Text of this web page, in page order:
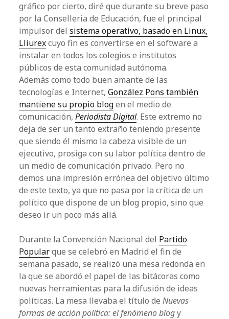
gráfico por cierto, diré que durante su breve paso
por la Conselleria de Educación, fue el principal
impulsor delsistema operativo, basado en Linux,
Lliurexcuyo fin es convertirse en el software a
instalar en todos los colegios e institutos
públicos de esta comunidad autónoma.
Además como todo buen amante de las
tecnologías e Internet,González Pons también
mantiene su propio blogen el medio de
comunicación,Periodista Digital. Este extremo no
deja de ser un tanto extraño teniendo presente
que siendo él mismo la cabeza visible de un
ejecutivo, prosiga con su labor política dentro de
un medio de comunicación privado. Pero no
demos una impresión errónea del objetivo último
de este texto, ya que no pasa por la crítica de un
político que dispone de un blog propio, sino que
deseo ir un poco más allá.
Durante la Convención Nacional del Partido
Popularque se celebró en Madrid el fin de
semana pasado, se realizó una mesa redonda en
la que se abordó el papel de las bitácoras como
nuevas herramientas para la difusión de ideas
políticas. La mesa llevaba el título deNuevas
formas de acción política: el fenómeno blogy